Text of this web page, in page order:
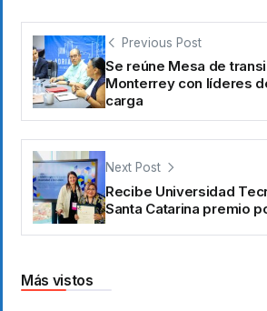
Previous Post
Se reúne Mesa de
Monterrey con líderes
carga
Next Post
Recibe Universidad
Santa Catarina premio
Más vistos